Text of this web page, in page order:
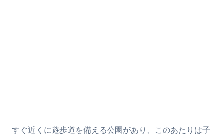
すぐ近くに遊歩道を備える公園があり、このあたりは子